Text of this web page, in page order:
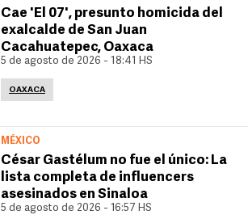
Cae 'El 07', presunto homicida del
exalcalde de San Juan
Cacahuatepec, Oaxaca
5 de agosto de 2026 - 18:41 HS
OAXACA
MÉXICO
César Gastélum no fue el único: La
lista completa de influencers
asesinados en Sinaloa
5 de agosto de 2026 - 16:57 HS